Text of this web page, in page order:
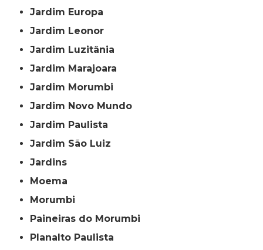
Jardim Europa
Jardim Leonor
Jardim Luzitânia
Jardim Marajoara
Jardim Morumbi
Jardim Novo Mundo
Jardim Paulista
Jardim São Luiz
Jardins
Moema
Morumbi
Paineiras do Morumbi
Planalto Paulista